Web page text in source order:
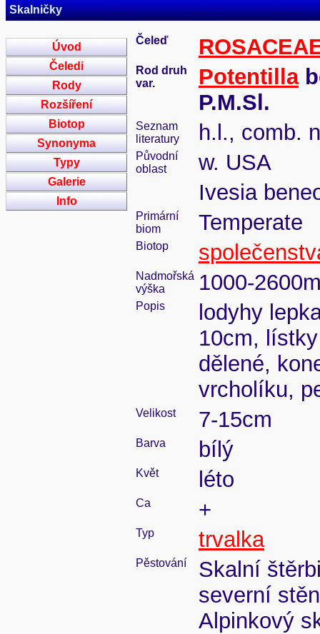
Skalničky
Úvod
Čeledi
Rody
Rozšíření
Biotop
Synonyma
Typy
Galerie
Info
Čeleď
Rod druh
var.
Potentilla
P.M.Sl.
Seznam
literatury
h.l., comb.
Původní
oblast
w. USA
Ivesia
Primární
biom
Temperate
Biotop
Nadmořská
výška
1000-
Popis
lodyhy
10cm,
dělené,
vrcholíku,
Velikost 7-15cm
Barva bílý
Květ léto
Ca +
Typ trvalka
Pěstování
Skalní
severní
Alpinkový